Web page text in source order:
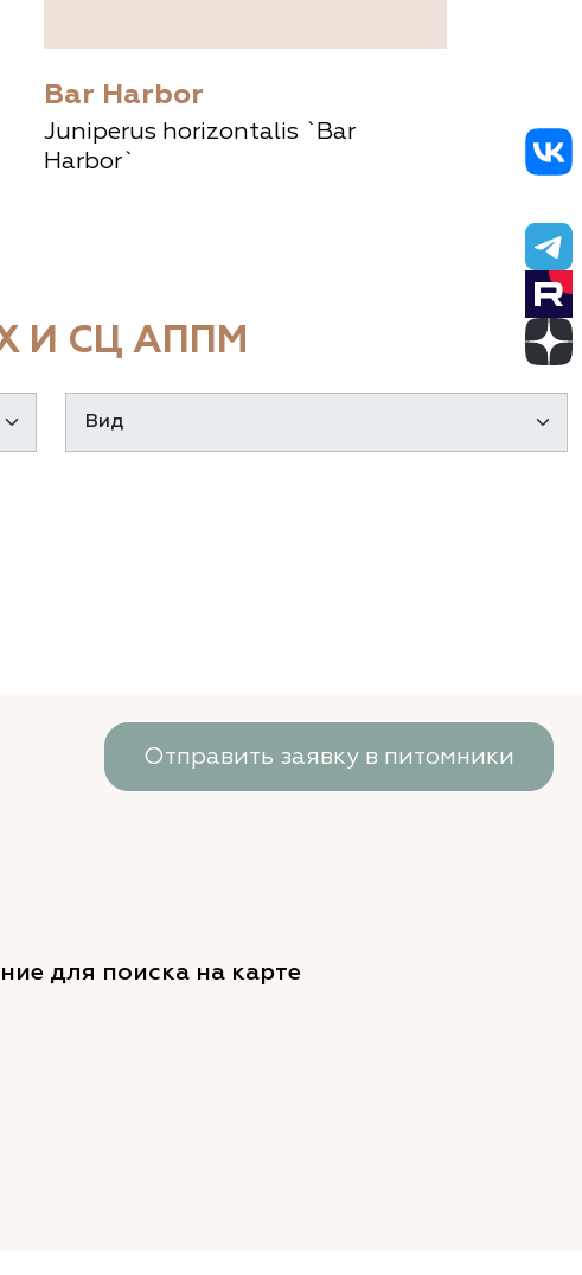
Bar Harbor
Juniperus horizontalis `Bar
Harbor`
И СЦ АППМ
Отправить заявку в питомники
для поиска на карте